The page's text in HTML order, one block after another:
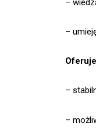
–
–
–
–